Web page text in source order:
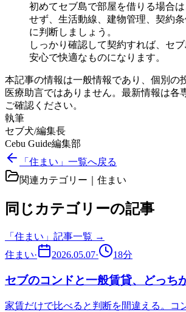
初めてセブ島で部屋を借りる場合
せず、生活動線、建物管理、契約
に判断しましょう。
しっかり確認して契約すれば、セ
安心で快適なものになります。
本記事の情報は一般情報であり、個別の
医療助言ではありません。最新情報は各
ご確認ください。
執筆
セブ犬/編集長
Cebu Guide編集部
「住まい」一覧へ戻る
関連カテゴリー｜ 住まい
同じカテゴリーの記事
「 住まい 」記事一覧 →
住まい· 2026.05.07· 18分
セブのコンドと一般賃貸、どっち
家賃だけで比べると判断を間違える。コ